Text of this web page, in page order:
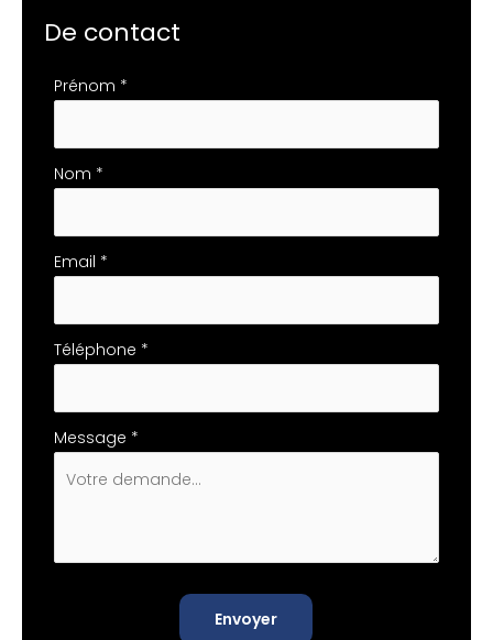
De contact
Formulaire
avec
téléphone
Prénom *
Nom *
Email *
Téléphone *
Message *
Envoyer